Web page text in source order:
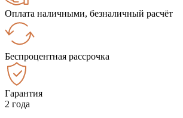
Оплата наличными, безналичный расчёт
Беспроцентная рассрочка
Гарантия
2 года